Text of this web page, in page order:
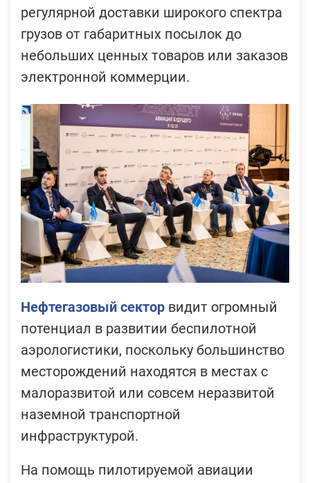
регулярной доставки широкого спектра
грузов от габаритных посылок до
небольших ценных товаров или заказов
электронной коммерции.
Нефтегазовый сектор видит огромный
потенциал в развитии беспилотной
аэрологистики, поскольку большинство
месторождений находятся в местах с
малоразвитой или совсем неразвитой
наземной транспортной
инфраструктурой.
На помощь пилотируемой авиации